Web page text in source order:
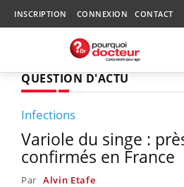
INSCRIPTION CONNEXION CONTACT
QUESTION D'ACTU
Infections
Variole du singe :
confirmés en France
Par Alvin Etafe